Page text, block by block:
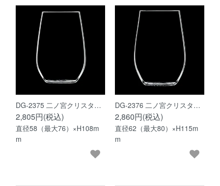
DG-2375 二ノ宮クリスタ…
2,805円(税込)
直径58（最大76）×H108m
m
DG-2376 二ノ宮クリスタ…
2,860円(税込)
直径62（最大80）×H115m
m